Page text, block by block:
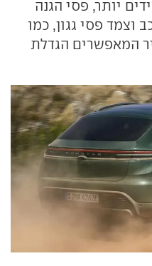
יותר, פסי הגנה
וצמד פסי גגון, כמו
המאפשרים הגדלת